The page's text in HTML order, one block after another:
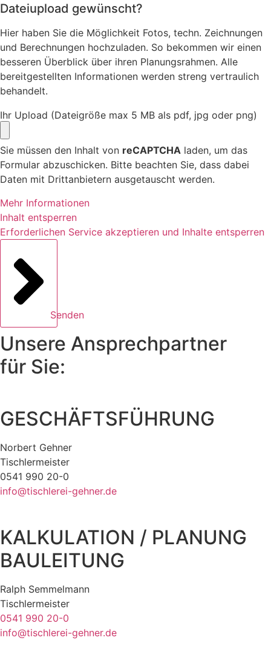
Dateiupload gewünscht?
Hier haben Sie die Möglichkeit Fotos, techn. Zeichnungen
und Berechnungen hochzuladen. So bekommen wir einen
besseren Überblick über ihren Planungsrahmen. Alle
bereitgestellten Informationen werden streng vertraulich
behandelt.
Ihr Upload (Dateigröße max 5 MB als pdf, jpg oder png)
Sie müssen den Inhalt von reCAPTCHA laden, um das
Formular abzuschicken. Bitte beachten Sie, dass dabei
Daten mit Drittanbietern ausgetauscht werden.
Mehr Informationen
Inhalt entsperren
Erforderlichen Service akzeptieren und Inhalte entsperren
Senden
Unsere Ansprechpartner
für Sie:
GESCHÄFTSFÜHRUNG
Norbert Gehner
Tischlermeister
0541 990 20-0
info@tischlerei-gehner.de
KALKULATION / PLANUNG
BAULEITUNG
Ralph Semmelmann
Tischlermeister
0541 990 20-0
info@tischlerei-gehner.de